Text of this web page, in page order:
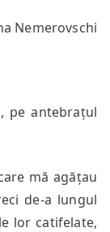
Nemerovschi
pe antebrațul
mă agățau
de-a lungul
lor catifelate,